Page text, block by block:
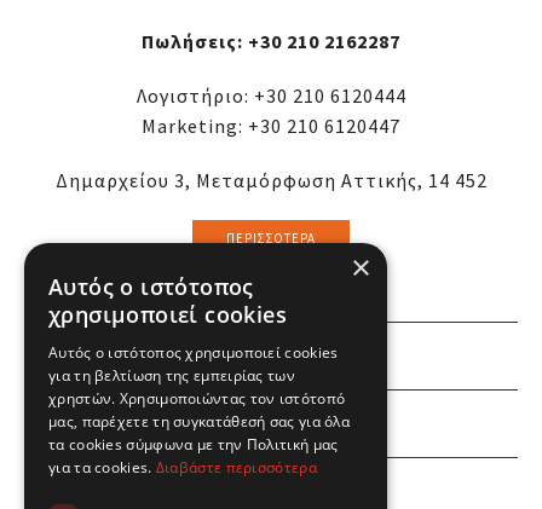
Πωλήσεις: +30 210 2162287
Λογιστήριο: +30 210 6120444
Marketing: +30 210 6120447
Δημαρχείου 3, Μεταμόρφωση Αττικής, 14 452
ΠΕΡΙΣΣΌΤΕΡΑ
ΕΜΕΙΣ
ΕΣΕΙΣ
×
Αυτός ο ιστότοπος
χρησιμοποιεί cookies
Αυτός ο ιστότοπος χρησιμοποιεί cookies
για τη βελτίωση της εμπειρίας των
χρηστών. Χρησιμοποιώντας τον ιστότοπό
μας, παρέχετε τη συγκατάθεσή σας για όλα
τα cookies σύμφωνα με την Πολιτική μας
για τα cookies. Διαβάστε περισσότερα